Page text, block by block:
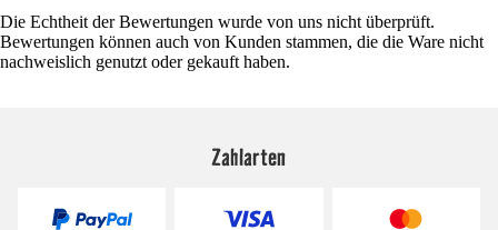
Die Echtheit der Bewertungen wurde von uns nicht überprüft.
Bewertungen können auch von Kunden stammen, die die Ware nicht
nachweislich genutzt oder gekauft haben.
Zahlarten